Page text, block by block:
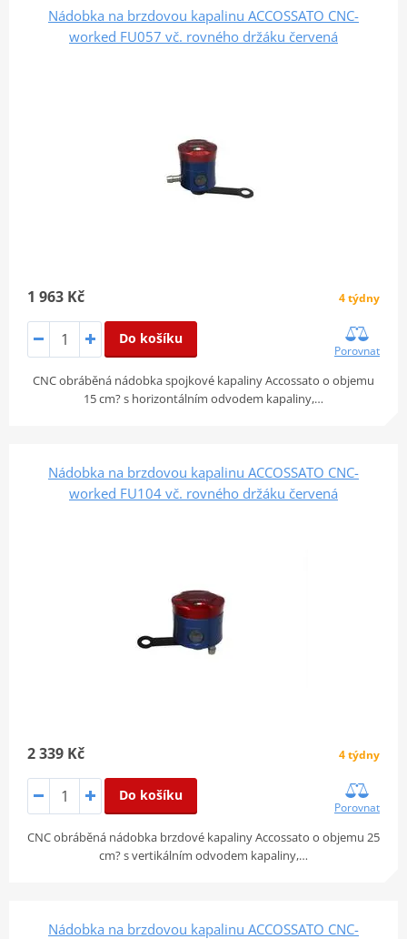
Nádobka na brzdovou kapalinu ACCOSSATO CNC-
worked FU057 vč. rovného držáku červená
1 963 Kč 4 týdny
Do košíku
Porovnat
CNC obráběná nádobka spojkové kapaliny Accossato o objemu
15 cm? s horizontálním odvodem kapaliny,…
Nádobka na brzdovou kapalinu ACCOSSATO CNC-
worked FU104 vč. rovného držáku červená
2 339 Kč 4 týdny
Do košíku
Porovnat
CNC obráběná nádobka brzdové kapaliny Accossato o objemu 25
cm? s vertikálním odvodem kapaliny,…
Nádobka na brzdovou kapalinu ACCOSSATO CNC-